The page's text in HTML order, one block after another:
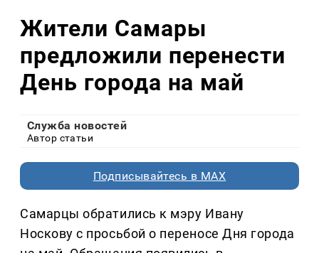
Жители Самары
предложили перенести
День города на май
Служба новостей
Автор статьи
Подписывайтесь в MAX
Самарцы обратились к мэру Ивану
Носкову с просьбой о переносе Дня города